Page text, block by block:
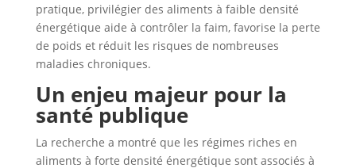
pratique, privilégier des aliments à faible densité
énergétique aide à contrôler la faim, favorise la perte
de poids et réduit les risques de nombreuses
maladies chroniques.
Un enjeu majeur pour la
santé publique
La recherche a montré que les régimes riches en
aliments à forte densité énergétique sont associés à